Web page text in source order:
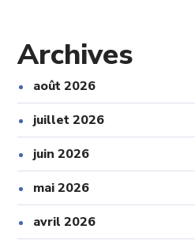
Archives
août 2026
juillet 2026
juin 2026
mai 2026
avril 2026